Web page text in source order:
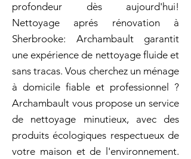
profondeur dès aujourd'hui!
Nettoyage aprés rénovation à
Sherbrooke: Archambault garantit
une expérience de nettoyage fluide et
sans tracas. Vous cherchez un ménage
à domicile fiable et professionnel ?
Archambault vous propose un service
de nettoyage minutieux, avec des
produits écologiques respectueux de
votre maison et de l'environnement.